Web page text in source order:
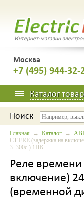
Интернет-магазин
Москва
+7 (495) 944-32-
Каталог
Поиск
Главная → Каталог →
CT-ERE (задержка на
3..300с.) 1ПК
Реле времени
включение)
(временной